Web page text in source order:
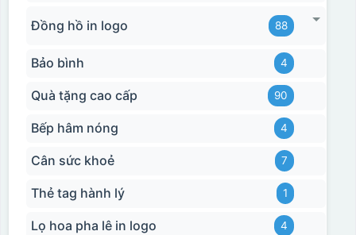
Đồng hồ in logo 88
Bảo bình 4
Quà tặng cao cấp 90
Bếp hâm nóng 4
Cân sức khoẻ 7
Thẻ tag hành lý 1
Lọ hoa pha lê in logo 4